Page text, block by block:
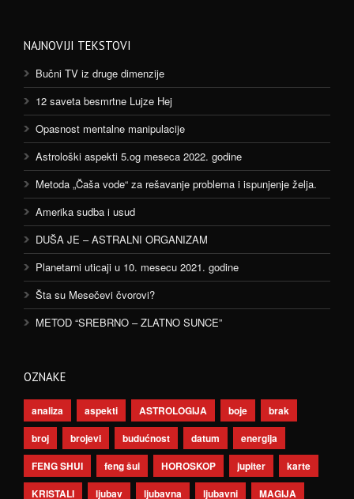
NAJNOVIJI TEKSTOVI
Bučni TV iz druge dimenzije
12 saveta besmrtne Lujze Hej
Opasnost mentalne manipulacije
Astrološki aspekti 5.og meseca 2022. godine
Metoda „Čaša vode“ za rešavanje problema i ispunjenje želja.
Amerika sudba i usud
DUŠA JE – ASTRALNI ORGANIZAM
Planetarni uticaji u 10. mesecu 2021. godine
Šta su Mesečevi čvorovi?
METOD “SREBRNO – ZLATNO SUNCE”
OZNAKE
analiza aspekti ASTROLOGIJA boje
brak
broj
brojevi budućnost datum
energija
FENG SHUI
feng šui HOROSKOP jupiter
karte
KRISTALI
ljubav ljubavna ljubavni MAGIJA